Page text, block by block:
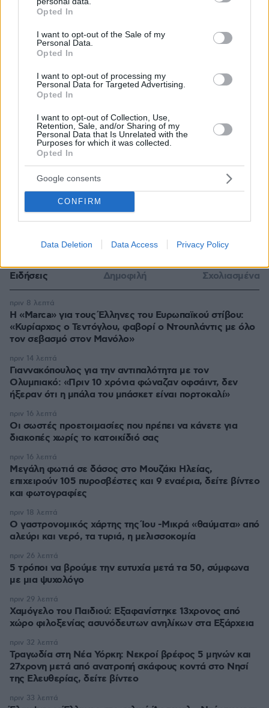
grant or deny consent to Google and its third-party tags to
use your data for below specified purposes in below Google
consent section.
Opted In
I want to opt-out of the Sale of my
Personal Data.
Opted In
I want to opt-out of processing my
Personal Data for Targeted Advertising.
Opted In
I want to opt-out of Collection, Use,
Retention, Sale, and/or Sharing of my
Personal Data that Is Unrelated with the
Purposes for which it was collected.
Opted In
Google consents
CONFIRM
Data Deletion Data Access Privacy Policy
Πώς μια απλή ιδέα εξελίχθηκε σε κορυφαίο θεσμό
ρομποτικής στην Ελλάδα
04.08.2026, 11:20
Από μαθητής, φοιτητής σε άλλη πόλη!
06.08.2026, 10:52
Επαγγελματική Εκπαίδευση & Εξειδίκευση: Το Mοντέλο που
σε Bάζει στην Aγορά Eργασίας
26.07.2026, 09:54
ΡΟΗ ΕΙΔΗΣΕΩΝ
Ειδήσεις Δημοφιλή Σχολιασμένα
Η «Marca» για τους Έλληνες του Ευρωπαϊκού στίβου:
«Κυρίαρχος ο Τεντόγλου, φαβορί ο Ντουπλάντις με όλο
τον σεβασμό στον Μανόλο»
πριν 8 λεπτά
Γιαννακόπουλος για την αντιπαλότητα με τον
Ολυμπιακό: «Πριν 10 χρόνια φώναζαν οφσάιντ, δεν
ήξεραν ότι η μπάλα του μπάσκετ είναι πορτοκαλί»
πριν 14 λεπτά
Οι σωστές προετοιμασίες που πρέπει να κάνετε για
διακοπές χωρίς το κατοικίδιό σας
πριν 16 λεπτά
Μεγάλη φωτιά σε δάσος στο Μουζάκι Ηλείας,
επιχειρούν 105 πυροσβέστες και 9 εναέρια, δείτε βίντεο
και φωτογραφίες
πριν 16 λεπτά
Ο γαστρονομικός χάρτης της Ίου -Μικρά «θαύματα» από
αλεύρι και νερό, τα τυριά, η μελισσοκομία
πριν 18 λεπτά
5 τρόποι να βρούμε την ευτυχία μετά τα 50, σύμφωνα
με μια ψυχολόγο
πριν 26 λεπτά
Χαμόγελο του Παιδιού: Εξαφανίστηκε 13χρονος από
χώρο φιλοξενίας ασυνόδευτων ανηλίκων στα Εξάρχεια
πριν 29 λεπτά
Τραγωδία στη Νέα Υόρκη: Νεκροί βρέφος 5 μηνών και
27χρονη μετά από ανατροπή σκάφους κοντά στο Νησί
της Ελευθερίας, δείτε βίντεο
πριν 32 λεπτά
πριν 33 λεπτά